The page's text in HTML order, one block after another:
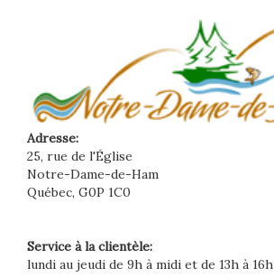
Adresse:
25, rue de l'Église
Notre-Dame-de-Ham
Québec, G0P 1C0
Service à la clientèle:
lundi au jeudi de 9h à midi et de 13h à 16h